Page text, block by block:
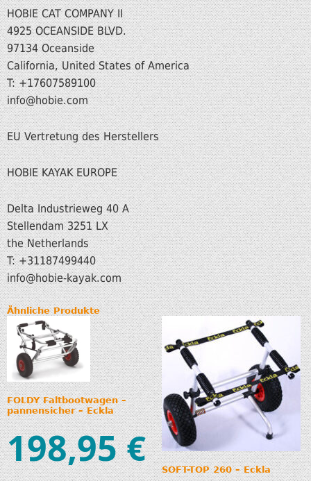
HOBIE CAT COMPANY II
4925 OCEANSIDE BLVD.
97134 Oceanside
California, United States of America
T: +17607589100
info@hobie.com
EU Vertretung des Herstellers
HOBIE KAYAK EUROPE
Delta Industrieweg 40 A
Stellendam 3251 LX
the Netherlands
T: +31187499440
info@hobie-kayak.com
Ähnliche Produkte
FOLDY Faltbootwagen –
pannensicher – Eckla
198,95€ SOFT-TOP 260 – Eckla